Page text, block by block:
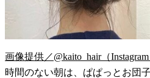
画像提供／@kaito_hair（Instagram
時間のない朝は、ぱぱっとお団